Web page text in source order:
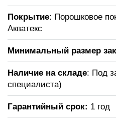
Покрытие: Порошковое
Акватекс
Минимальный размер
Наличие на складе: Под
специалиста)
Гарантийный срок: 1 год